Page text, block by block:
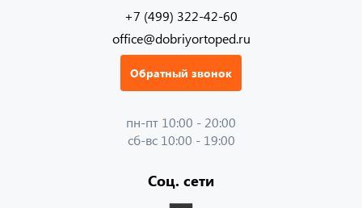
+7 (499) 322-42-60
office@dobriyortoped.ru
Обратный звонок
пн-пт 10:00 - 20:00
сб-вс 10:00 - 19:00
Соц. сети